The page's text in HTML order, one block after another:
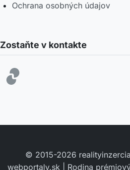
Ochrana osobných údajov
Zostaňte v kontakte
© 2015-2026
webportaly.sk | Rodina